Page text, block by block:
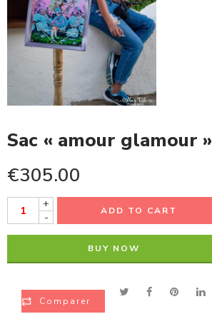
Sac « amour glamour »
€305.00
+
-
ADD TO CART
BUY NOW
Comparer